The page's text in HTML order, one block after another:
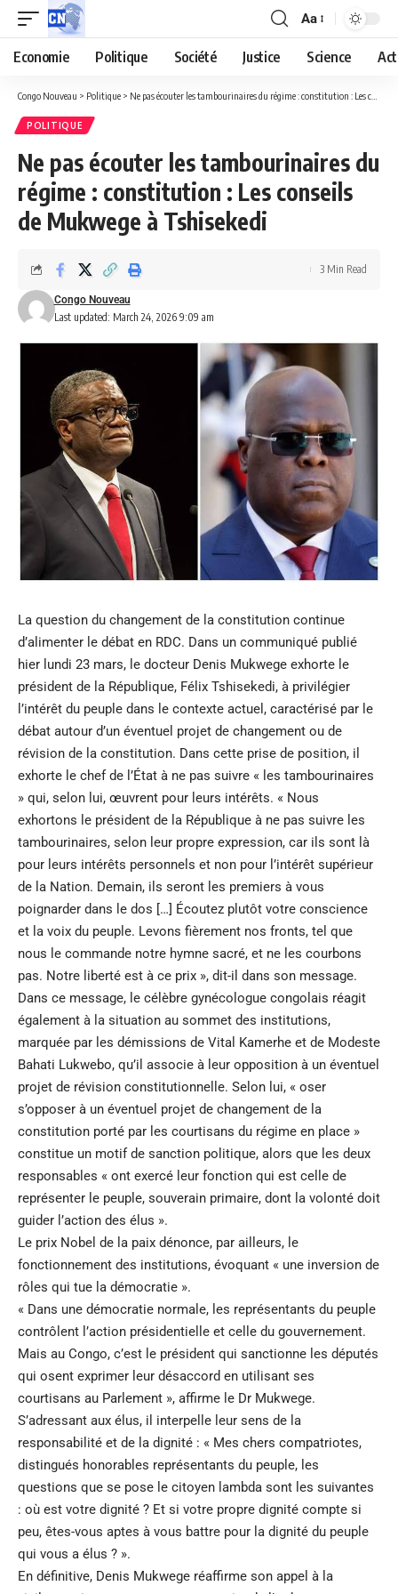
Aa
Economie Politique Société Justice Science
Congo Nouveau > Politique > Ne pas écouter les tambourinaires du régime : constitution : Les conseils de Mukwege à Tshisekedi
POLITIQUE
Ne pas écouter les tambourinaires du
régime : constitution : Les conseils
de Mukwege à Tshisekedi
Last updated: March 24, 2026 9:09 am
Congo Nouveau
3 Min Read
La question du changement de la constitution continue
d’alimenter le débat en RDC. Dans un communiqué publié
hier lundi 23 mars, le docteur Denis Mukwege exhorte le
président de la République, Félix Tshisekedi, à privilégier
l’intérêt du peuple dans le contexte actuel, caractérisé par le
débat autour d’un éventuel projet de changement ou de
révision de la constitution. Dans cette prise de position, il
exhorte le chef de l’État à ne pas suivre « les tambourinaires
» qui, selon lui, œuvrent pour leurs intérêts. « Nous
exhortons le président de la République à ne pas suivre les
tambourinaires, selon leur propre expression, car ils sont là
pour leurs intérêts personnels et non pour l’intérêt supérieur
de la Nation. Demain, ils seront les premiers à vous
poignarder dans le dos […] Écoutez plutôt votre conscience
et la voix du peuple. Levons fièrement nos fronts, tel que
nous le commande notre hymne sacré, et ne les courbons
pas. Notre liberté est à ce prix », dit-il dans son message.
Dans ce message, le célèbre gynécologue congolais réagit
également à la situation au sommet des institutions,
marquée par les démissions de Vital Kamerhe et de Modeste
Bahati Lukwebo, qu’il associe à leur opposition à un éventuel
projet de révision constitutionnelle. Selon lui, « oser
s’opposer à un éventuel projet de changement de la
constitution porté par les courtisans du régime en place »
constitue un motif de sanction politique, alors que les deux
responsables « ont exercé leur fonction qui est celle de
représenter le peuple, souverain primaire, dont la volonté doit
guider l’action des élus ».
Le prix Nobel de la paix dénonce, par ailleurs, le
fonctionnement des institutions, évoquant « une inversion de
rôles qui tue la démocratie ».
« Dans une démocratie normale, les représentants du peuple
contrôlent l’action présidentielle et celle du gouvernement.
Mais au Congo, c’est le président qui sanctionne les députés
qui osent exprimer leur désaccord en utilisant ses
courtisans au Parlement », affirme le Dr Mukwege.
S’adressant aux élus, il interpelle leur sens de la
responsabilité et de la dignité : « Mes chers compatriotes,
distingués honorables représentants du peuple, les
questions que se pose le citoyen lambda sont les suivantes
: où est votre dignité ? Et si votre propre dignité compte si
peu, êtes-vous aptes à vous battre pour la dignité du peuple
qui vous a élus ? ».
En définitive, Denis Mukwege réaffirme son appel à la